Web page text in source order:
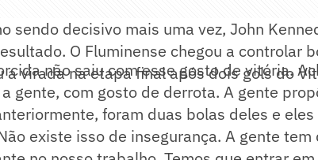
sendo decisivo mais uma vez, John
O Fluminense chegou a controlar
a virada na etapa final após dois gols do
não saiu com esse gosto de vitória.
gente, com gosto de derrota. A gente
foram duas bolas deles e
existe isso de insegurança. A gente